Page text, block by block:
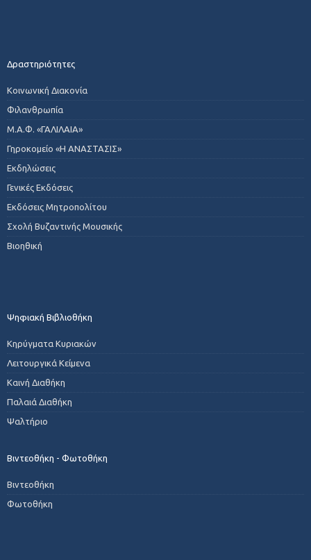
Δραστηριότητες
Κοινωνική Διακονία
Φιλανθρωπία
Μ.Α.Φ. «ΓΑΛΙΛΑΙΑ»
Γηροκομείο «Η ΑΝΑΣΤΑΣΙΣ»
Εκδηλώσεις
Γενικές Εκδόσεις
Εκδόσεις Μητροπολίτου
Σχολή Βυζαντινής Μουσικής
Βιοηθική
Ψηφιακή Βιβλιοθήκη
Κηρύγματα Κυριακών
Λειτουργικά Κείμενα
Καινή Διαθήκη
Παλαιά Διαθήκη
Ψαλτήριο
Βιντεοθήκη - Φωτοθήκη
Βιντεοθήκη
Φωτοθήκη